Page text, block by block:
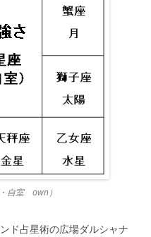
自室 own）
ド占星術の広場ダルシャナ